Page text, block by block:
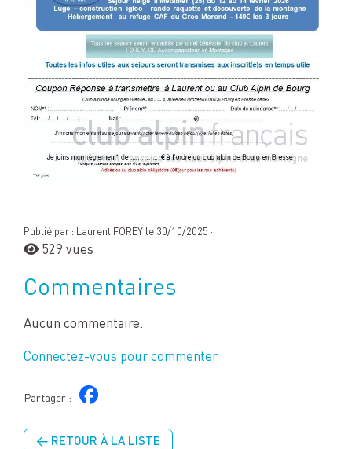
Publié par : Laurent FOREY le 30/10/2025 ·
529 vues
Commentaires
Aucun commentaire.
Connectez-vous pour commenter
Partager :
← RETOUR À LA LISTE